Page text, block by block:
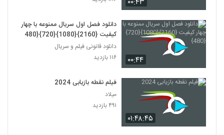
۰۰:۴۴
دانلود فصل اول سریال ممنوعه با چهار
کیفیت {2160}{1080}{720}{480}
دانلود قانونی فیلم و سریال
۱۱۶ بازدید
۰۱:۴۸:۴۵
فیلم نقطه بازیابی 2024
میلاد
۴۹۱ بازدید